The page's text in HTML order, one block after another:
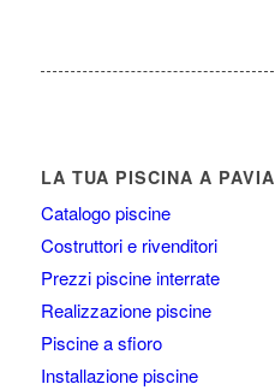
LA TUA PISCINA A PAVIA
Catalogo piscine
Costruttori e rivenditori
Prezzi piscine interrate
Realizzazione piscine
Piscine a sfioro
Installazione piscine